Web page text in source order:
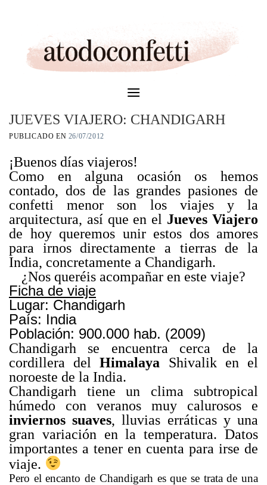
JUEVES VIAJERO: CHANDIGARH
PUBLICADO EN 26/07/2012
¡Buenos días viajeros!
Como en alguna ocasión os hemos
contado, dos de las grandes pasiones de
confetti menor son los viajes y la
arquitectura, así que en el Jueves Viajero
de hoy queremos unir estos dos amores
para irnos directamente a tierras de la
India, concretamente a Chandigarh.
¿Nos queréis acompañar en este viaje?
Ficha de viaje
Lugar: Chandigarh
País: India
Población: 900.000 hab. (2009)
Chandigarh se encuentra cerca de la
cordillera delHimalaya Shivalik en el
noroeste de la India.
Chandigarh tiene un clima subtropical
húmedo con veranos muy calurosos e
inviernos suaves, lluvias erráticas y una
gran variación en la temperatura. Datos
importantes a tener en cuenta para irse de
viaje.
Pero el encanto de Chandigarh es que se trata de una